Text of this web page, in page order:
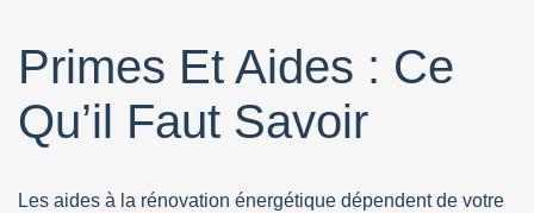
Primes Et Aides : Ce
Qu’il Faut Savoir
Les aides à la rénovation énergétique dépendent de votre